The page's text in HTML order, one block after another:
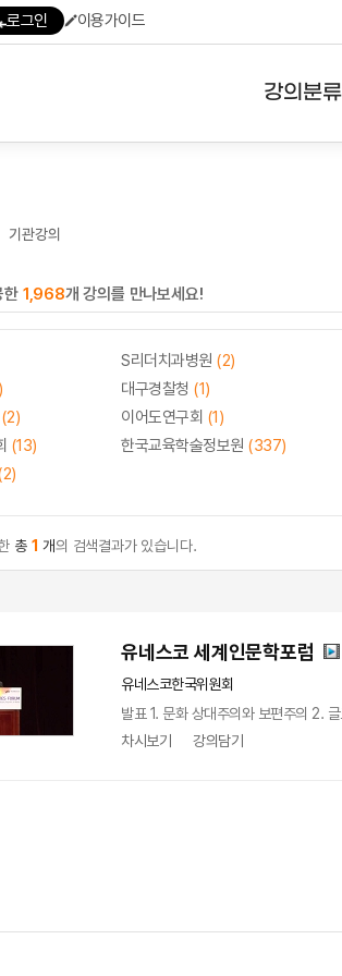
로그인 이용가이드
강의분류
기관강의
한 1,968개 강의를 만나보세요!
S리더치과병원 (2)
대구경찰청 (1)
(2) 이어도연구회 (1)
(13) 한국교육학술정보원 (337)
총 1 개의 검색결과가 있습니다.
유네스코 세계인문학포럼
유네스코한국위원회
발표 1. 문화 상대주의와 보편주의 2.
차시보기
강의담기